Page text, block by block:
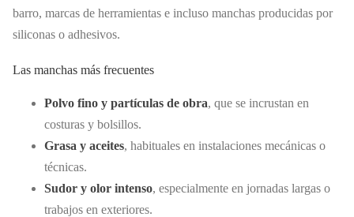
barro, marcas de herramientas e incluso manchas producidas por
siliconas o adhesivos.
Las manchas más frecuentes
Polvo fino y partículas de obra, que se incrustan en
costuras y bolsillos.
Grasa y aceites, habituales en instalaciones mecánicas o
técnicas.
Sudor y olor intenso, especialmente en jornadas largas o
trabajos en exteriores.